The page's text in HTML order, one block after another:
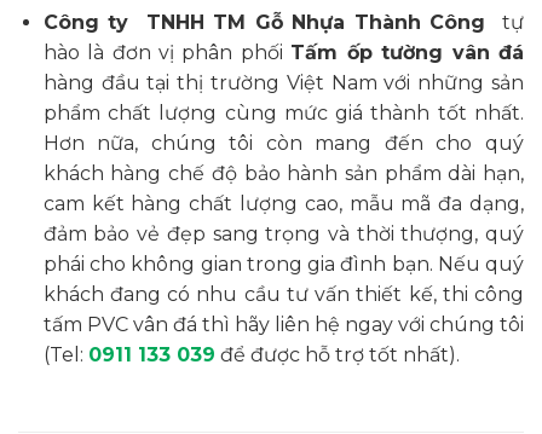
Công ty TNHH TM Gỗ Nhựa Thành Công
tự
hào là đơn vị phân phối Tấm ốp tường vân đá
hàng đầu tại thị trường Việt Nam với những sản
phẩm chất lượng cùng mức giá thành tốt nhất.
Hơn nữa, chúng tôi còn mang đến cho quý
khách hàng chế độ bảo hành sản phẩm dài hạn,
cam kết hàng chất lượng cao, mẫu mã đa dạng,
đảm bảo vẻ đẹp sang trọng và thời thượng, quý
phái cho không gian trong gia đình bạn. Nếu quý
khách đang có nhu cầu tư vấn thiết kế, thi công
tấm PVC vân đá thì hãy liên hệ ngay với chúng tôi
(Tel: 0911 133 039 để được hỗ trợ tốt nhất).